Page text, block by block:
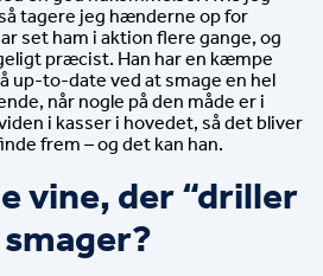
set ham i aktion flere gange, og
præcist. Han har en kæmpe
up-to-date ved at smage en hel
når nogle på den måde er i
i kasser i hovedet, så det bliver
frem – og det kan han.
vine, der “driller